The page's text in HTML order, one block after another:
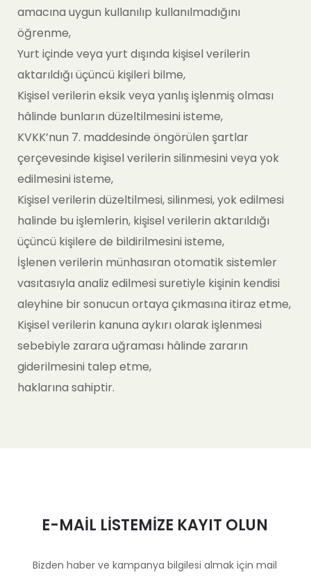
amacına uygun kullanılıp kullanılmadığını
öğrenme,
Yurt içinde veya yurt dışında kişisel verilerin
aktarıldığı üçüncü kişileri bilme,
Kişisel verilerin eksik veya yanlış işlenmiş olması
hâlinde bunların düzeltilmesini isteme,
KVKK’nun 7. maddesinde öngörülen şartlar
çerçevesinde kişisel verilerin silinmesini veya yok
edilmesini isteme,
Kişisel verilerin düzeltilmesi, silinmesi, yok edilmesi
halinde bu işlemlerin, kişisel verilerin aktarıldığı
üçüncü kişilere de bildirilmesini isteme,
İşlenen verilerin münhasıran otomatik sistemler
vasıtasıyla analiz edilmesi suretiyle kişinin kendisi
aleyhine bir sonucun ortaya çıkmasına itiraz etme,
Kişisel verilerin kanuna aykırı olarak işlenmesi
sebebiyle zarara uğraması hâlinde zararın
giderilmesini talep etme,
haklarına sahiptir.
E-MAİL LİSTEMİZE KAYIT OLUN
Bizden haber ve kampanya bilgilesi almak için mail